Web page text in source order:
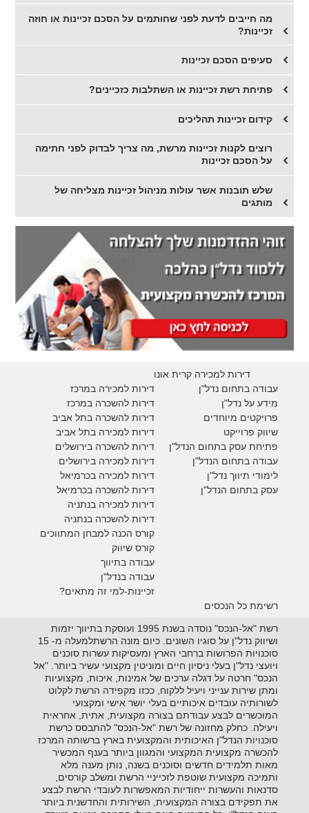
מה חייבים לדעת לפני שחותמים על הסכם זכיינות או חוזה
זכיינות?
סעיפים הסכם זכיינות
פתיחת רשת זכיינות או השתלבות כזכיינים?
קידום זכיינות תהליכים
רוצים לקנות זכיינות מרשת, מה צריך לבדוק לפני חתימה
על הסכם זכיינות
שלש תובנות אשר עולות מניהול זכיינות מצליחה של
מותגים
דירות למכירה קרית אונו
דירות למכירה במרכז
דירות להשכרה במרכז
דירות להשכרה בתל אביב
דירות למכירה בתל אביב
דירות להשכרה בירושלים
דירות למכירה בירושלים
דירות למכירה בכרמיאל
דירות להשכרה בכרמיאל
דירות למכירה בנתניה
דירות להשכרה בנתניה
קורס הכנה למבחן המתווכים
קורס שיווק
עבודה בתיווך
עבודה בנדל"ן
זכיינות-למי זה מתאים?
עבודה בתחום נדל"ן
מידע על נדל"ן
פרויקטים מיוחדים
שיווק פרוייקט
פתיחת עסק בתחום הנדל"ן
עבודה בתחום הנדל"ן
לימודי תיווך נדל"ן
עסק בתחום הנדל"ן
רשימת כל הנכסים
רשת "אל-הנכס" נוסדה בשנת 1995 ועוסקת בתיווך יזמות
ושיווק נדל"ן על סוגיו השונים. כיום מונה הרשתלמעלה מ- 15
סוכנויות הפרושות ברחבי הארץ ומעסיקות עשרות סוכנים
ויועצי נדל"ן בעלי ניסיון חיים ומוניטין מקצועי עשיר ביותר. "אל
הנכס" חרטה על דגלה ערכים של אמינות, איכות, מקצועיות
ומתן שירות ענייני ויעיל ללקוח, ככזו מקפידה הרשת לקלוט
לשורותיה עובדים איכותיים בעלי יושר אישי ומקצועי
המוכשרים לבצע עבודתם בצורה מקצועית, אתית, אחראית
ויעילה. כחלק מחזונה של רשת "אל-הנכס" להתבסס כרשת
סוכנויות הנדל"ן האיכותית והמקצועית בארץ ברשותה המרכז
להכשרה מקצועית המקצועי והמגוון ביותר בענף המכשיר
מאות תלמידים חדשים וסוכנים בשנה, נותן מענה מלא
ותמיכה מקצועית שוטפת לזכייניי הרשת ומשלב קורסים,
סדנאות והעשרות ייחודיות המאפשרות לעובדי הרשת לבצע
את תפקידם בצורה המקצועית, השירותית והחדשנית ביותר